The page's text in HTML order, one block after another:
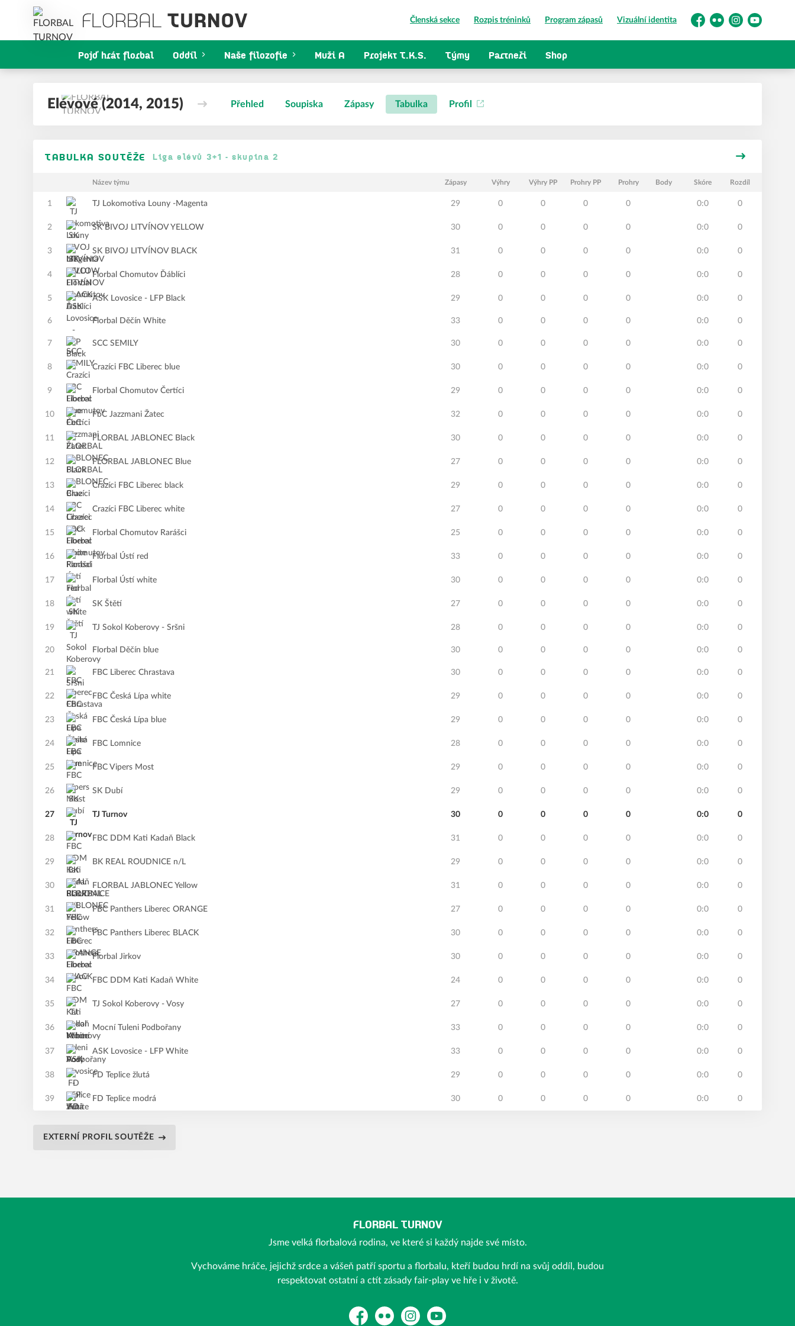
Členská sekce Rozpis tréninků Program zápasů Vizuální identita
Facebook
FlickrInstagramYouTube
Pojď hrát florbal Oddíl Naše filozofie Muži A Projekt T.K.S. Týmy Partneři Shop
Elévové (2014, 2015) Přehled Soupiska Zápasy Tabulka Profil
TABULKA SOUTĚŽE Liga elévů 3+1 - skupina 2
Název týmu Zápasy Výhry Výhry PP Prohry PP Prohry Body Skóre Rozdíl
1 TJ Lokomotiva Louny -Magenta 29 0 0 0 0 0:0 0
2 SK BIVOJ LITVÍNOV YELLOW 30 0 0 0 0 0:0 0
3 SK BIVOJ LITVÍNOV BLACK 31 0 0 0 0 0:0 0
4 Florbal Chomutov Ďáblíci 28 0 0 0 0 0:0 0
5 ASK Lovosice - LFP Black 29 0 0 0 0 0:0 0
6 Florbal Děčín White 33 0 0 0 0 0:0 0
7 SCC SEMILY 30 0 0 0 0 0:0 0
8 Crazíci FBC Liberec blue 30 0 0 0 0 0:0 0
9 Florbal Chomutov Čertíci 29 0 0 0 0 0:0 0
10 FbC Jazzmani Žatec 32 0 0 0 0 0:0 0
11 FLORBAL JABLONEC Black 30 0 0 0 0 0:0 0
12 FLORBAL JABLONEC Blue 27 0 0 0 0 0:0 0
13 Crazíci FBC Liberec black 29 0 0 0 0 0:0 0
14 Crazíci FBC Liberec white 27 0 0 0 0 0:0 0
15 Florbal Chomutov Rarášci 25 0 0 0 0 0:0 0
16 Florbal Ústí red 33 0 0 0 0 0:0 0
17 Florbal Ústí white 30 0 0 0 0 0:0 0
18 SK Štětí 27 0 0 0 0 0:0 0
19 TJ Sokol Koberovy - Sršni 28 0 0 0 0 0:0 0
20 Florbal Děčín blue 30 0 0 0 0 0:0 0
21 FBC Liberec Chrastava 30 0 0 0 0 0:0 0
22 FBC Česká Lípa white 29 0 0 0 0 0:0 0
23 FBC Česká Lípa blue 29 0 0 0 0 0:0 0
24 FBC Lomnice 28 0 0 0 0 0:0 0
25 FBC Vipers Most 29 0 0 0 0 0:0 0
26 SK Dubí 29 0 0 0 0 0:0 0
27 TJ Turnov 30 0 0 0 0 0:0 0
28 FBC DDM Kati Kadaň Black 31 0 0 0 0 0:0 0
29 BK REAL ROUDNICE n/L 29 0 0 0 0 0:0 0
30 FLORBAL JABLONEC Yellow 31 0 0 0 0 0:0 0
31 FBC Panthers Liberec ORANGE 27 0 0 0 0 0:0 0
32 FBC Panthers Liberec BLACK 30 0 0 0 0 0:0 0
33 Florbal Jirkov 30 0 0 0 0 0:0 0
34 FBC DDM Kati Kadaň White 24 0 0 0 0 0:0 0
35 TJ Sokol Koberovy - Vosy 27 0 0 0 0 0:0 0
36 Mocní Tuleni Podbořany 33 0 0 0 0 0:0 0
37 ASK Lovosice - LFP White 33 0 0 0 0 0:0 0
38 FD Teplice žlutá 29 0 0 0 0 0:0 0
39 FD Teplice modrá 30 0 0 0 0 0:0 0
EXTERNÍ PROFIL SOUTĚŽE
FLORBAL TURNOV
Jsme velká florbalová rodina, ve které si každý najde své místo.
Vychováme hráče, jejichž srdce a vášeň patří sportu a florbalu, kteří budou hrdí na svůj oddíl, budou
respektovat ostatní a ctít zásady fair-play ve hře i v životě.
FacebookFlickr InstagramYouTube